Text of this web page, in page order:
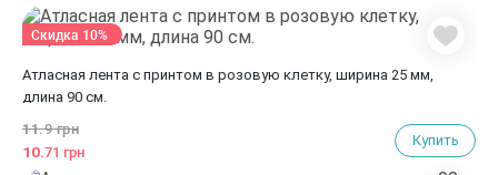
Атласная лента с принтом в розовую клетку, ширина 25 мм,
длина 90 см.
11.9 грн
10.71 грн
Купить
Скидка 10%